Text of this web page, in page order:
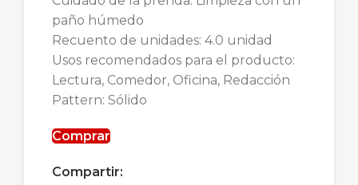
paño húmedo
Recuento de unidades: 4.0 unidad
Usos recomendados para el producto:
Lectura, Comedor, Oficina, Redacción
Pattern: Sólido
Comprar
Compartir: